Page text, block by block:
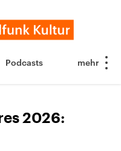
Podcasts
2026: